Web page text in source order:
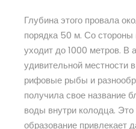
Глубина этого провала
порядка 50 м. Со стороны
уходит до 1000 метров. В
удивительной местности
рифовые рыбы и
получила свое название
воды внутри колодца.
образование привлекает